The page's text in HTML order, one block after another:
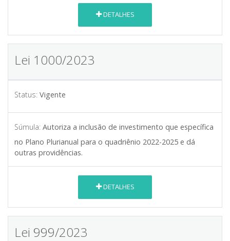
DETALHES
Lei 1000/2023
Status: Vigente
Súmula: Autoriza a inclusão de investimento que específica
no Plano Plurianual para o quadriênio 2022-2025 e dá
outras providências.
DETALHES
Lei 999/2023